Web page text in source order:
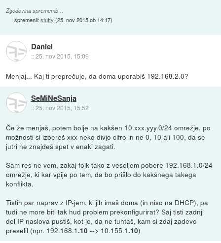
Zgodovina sprememb…
spremenil:stuffy (25. nov 2015 ob 14:17)
Daniel
::25. nov 2015, 15:09
Menjaj... Kaj ti preprečuje, da doma uporabiš 192.168.2.0?
SeMiNeSanja
::25. nov 2015, 15:52
Če že menjaš, potem bolje na kakšen 10.xxx.yyy.0/24 omrežje, po
možnosti si izbereš xxx neko divjo cifro in ne 0, 10 ali 100, da se
jutri ne znajdeš spet v enaki zagati.
Sam res ne vem, zakaj folk tako z veseljem pobere 192.168.1.0/24
omrežje, ki kar vpije po tem, da bo prišlo do kakšnega takega
konflikta.
Tistih par naprav z IP-jem, ki jih imaš doma (in niso na DHCP), pa
tudi ne more biti tak hud problem prekonfigurirat? Saj tisti zadnji
del IP naslova pustiš, kot je, da ne tuhtaš, kam si zdaj zadevo
preselil (npr. 192.168.1.10 --> 10.155.1.10)